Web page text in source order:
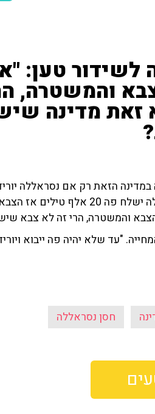
לשידור טען:
והמשטרה,
זאת מדינה
לוינסון ואמר כי "אם נסראללה
והמשטרה, הרי זה לא צבא
"עד שלא יהיה פה ייבוא
חסן נסראללה